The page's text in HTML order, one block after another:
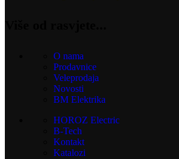
O nama
Prodavnice
Veleprodaja
Novosti
BM Elektrika
HOROZ Electric
B-Tech
Kontakt
Katalozi